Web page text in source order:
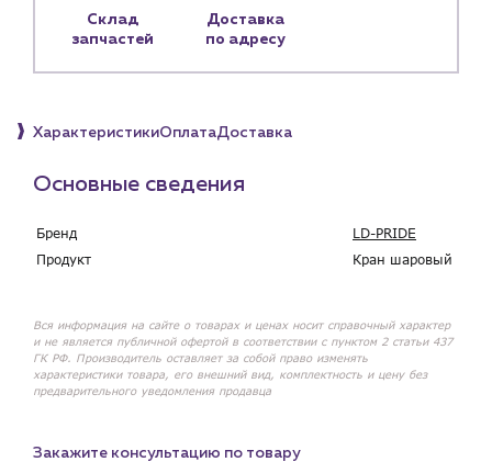
sales@profpotok.ru
Склад
запчастей
Доставка
по адресу
ХарактеристикиОплатаДоставка
Основные сведения
Бренд
LD-PRIDE
Продукт
Кран шаровый
Вся информация на сайте о товарах и ценах носит справочный характер
и не является публичной офертой в соответствии с пунктом 2 статьи 437
ГК РФ. Производитель оставляет за собой право изменять
характеристики товара, его внешний вид, комплектность и цену без
предварительного уведомления продавца
Закажите консультацию по товару